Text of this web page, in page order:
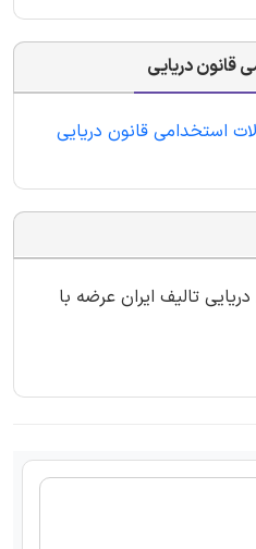
قانون دریایی
استخدامی قانون دریایی